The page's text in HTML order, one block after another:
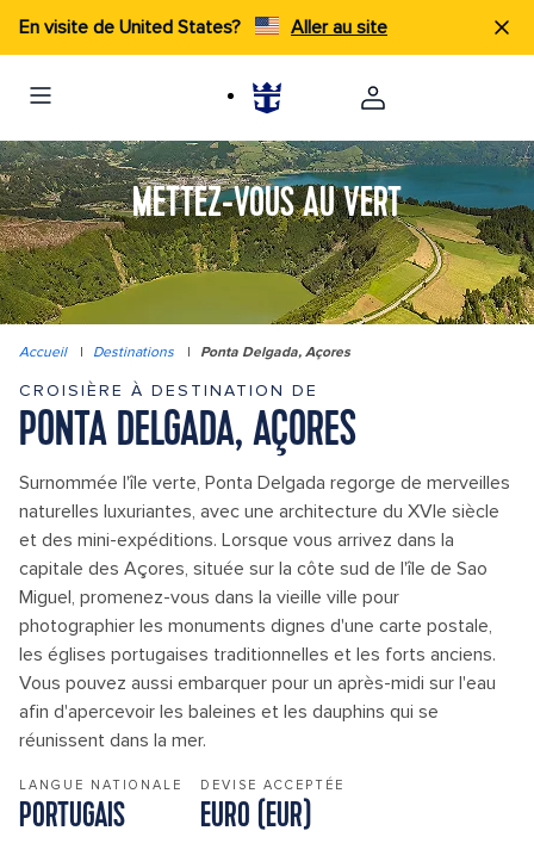
En visite de United States? Aller au site
METTEZ-VOUS AU VERT
Accueil | Destinations | Ponta Delgada, Açores
CROISIÈRE À DESTINATION DE
PONTA DELGADA, AÇORES
Surnommée l'île verte, Ponta Delgada regorge de merveilles
naturelles luxuriantes, avec une architecture du XVIe siècle
et des mini-expéditions. Lorsque vous arrivez dans la
capitale des Açores, située sur la côte sud de l'île de Sao
Miguel, promenez-vous dans la vieille ville pour
photographier les monuments dignes d'une carte postale,
les églises portugaises traditionnelles et les forts anciens.
Vous pouvez aussi embarquer pour un après-midi sur l'eau
afin d'apercevoir les baleines et les dauphins qui se
réunissent dans la mer.
LANGUE NATIONALE
PORTUGAIS
DEVISE ACCEPTÉE
EURO (EUR)